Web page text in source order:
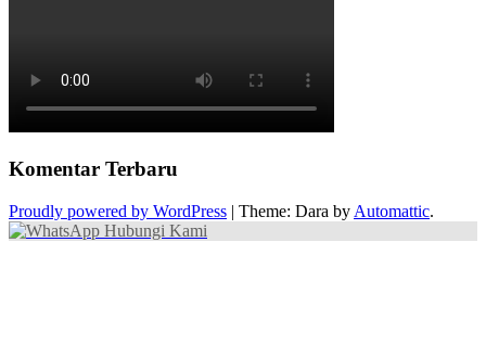
Komentar Terbaru
Proudly powered by WordPress | Theme: Dara by Automattic.
Hubungi Kami